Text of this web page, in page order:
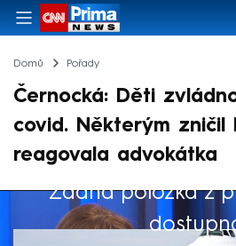
Domů Pořady
Černocká: Děti
covid. Některým zničil
reagovala advokátka
Žádná položka z
Výběr redakce